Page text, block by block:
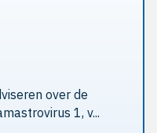
over de
1, v...